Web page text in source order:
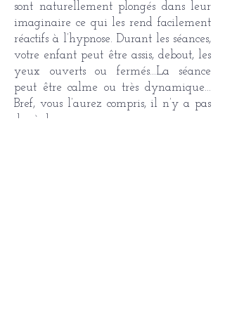
sont naturellement plongés dans leur
imaginaire ce qui les rend facilement
réactifs à l’hypnose. Durant les séances,
votre enfant peut être assis, debout, les
yeux ouverts ou fermés…La séance
peut être calme ou très dynamique…
Bref, vous l’aurez compris, il n’y a pas
de règles.